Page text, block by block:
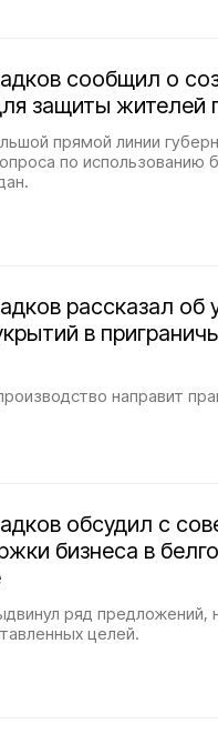
сообщил о
защиты жителей
прямой линии
по использованию
рассказал об
в
направит
обсудил с
бизнеса в
ряд предложений,
целей.